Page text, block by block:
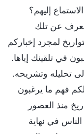
إليهم؟
عن تلك
لمجرد إخباركم
في تلقينك إياها.
تحليله وتشريحه.
فهم ما يرغبون
منذ العصور
في نهاية